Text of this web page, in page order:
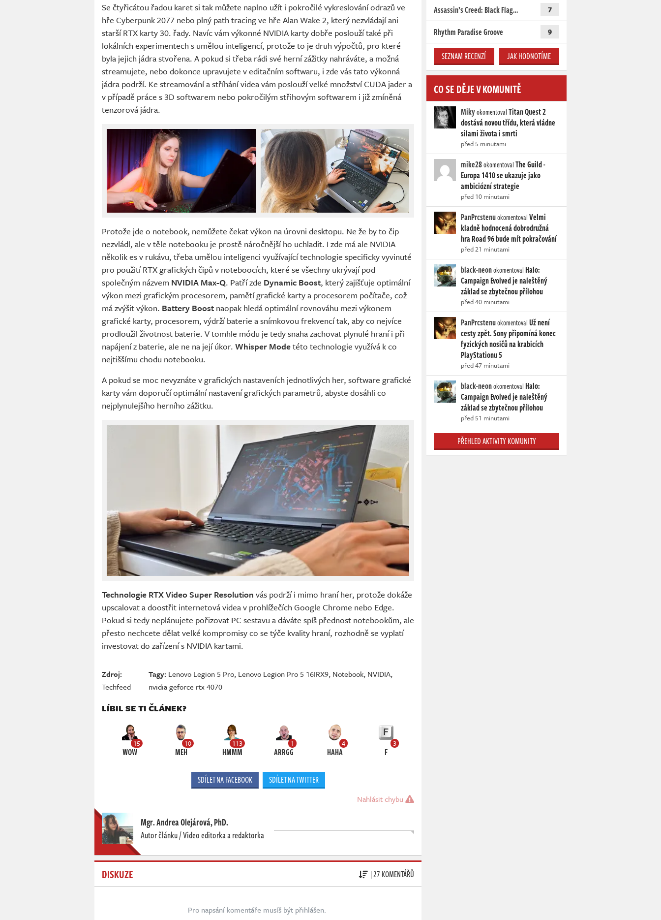
Se čtyřicátou řadou karet si tak můžete naplno užít i pokročilé vykreslování odrazů ve
hře Cyberpunk 2077 nebo plný path tracing ve hře Alan Wake 2, který nezvládají ani
starší RTX karty 30. řady. Navíc vám výkonné NVIDIA karty dobře poslouží také při
lokálních experimentech s umělou inteligencí, protože to je druh výpočtů, pro které
byla jejich jádra stvořena. A pokud si třeba rádi své herní zážitky nahráváte, a možná
streamujete, nebo dokonce upravujete v editačním softwaru, i zde vás tato výkonná
jádra podrží. Ke streamování a stříhání videa vám poslouží velké množství CUDA jader a
v případě práce s 3D softwarem nebo pokročilým střihovým softwarem i již zmíněná
tenzorová jádra.
Protože jde o notebook, nemůžete čekat výkon na úrovni desktopu. Ne že by to čip
nezvládl, ale v těle notebooku je prostě náročnější ho uchladit. I zde má ale NVIDIA
několik es v rukávu, třeba umělou inteligenci využívající technologie specificky vyvinuté
pro použití RTX grafických čipů v noteboocích, které se všechny ukrývají pod
společným názvem NVIDIA Max-Q. Patří zde Dynamic Boost, který zajišťuje optimální
výkon mezi grafickým procesorem, pamětí grafické karty a procesorem počítače, což
má zvýšit výkon. Battery Boost naopak hledá optimální rovnováhu mezi výkonem
grafické karty, procesorem, výdrží baterie a snímkovou frekvencí tak, aby co nejvíce
prodloužil životnost baterie. V tomhle módu je tedy snaha zachovat plynulé hraní i při
napájení z baterie, ale ne na její úkor. Whisper Modetéto technologie využívá k co
nejtiššímu chodu notebooku.
A pokud se moc nevyznáte v grafických nastaveních jednotlivých her, software grafické
karty vám doporučí optimální nastavení grafických parametrů, abyste dosáhli co
nejplynulejšího herního zážitku.
Technologie RTX Video Super Resolution vás podrží i mimo hraní her, protože dokáže
upscalovat a doostřit internetová videa v prohlížečích Google Chrome nebo Edge.
Pokud si tedy neplánujete pořizovat PC sestavu a dáváte spíš přednost notebookům, ale
přesto nechcete dělat velké kompromisy co se týče kvality hraní, rozhodně se vyplatí
investovat do zařízení s NVIDIA kartami.
Zdroj:
Techfeed
Tagy: Lenovo Legion 5 Pro, Lenovo Legion Pro 5 16IRX9, Notebook, NVIDIA,
nvidia geforce rtx 4070
LÍBIL SE TI ČLÁNEK?
15
WOW
10
MEH
113
HMMM
1
ARRGG
4
HAHA
3
F
SDÍLET NA FACEBOOK SDÍLET NA TWITTER
Nahlásit chybu
Mgr. Andrea Olejárová, PhD.
Autor článku / Video editorka a redaktorka
DISKUZE | 27 KOMENTÁŘŮ
Pro napsání komentáře musíš být přihlášen.
Assassin’s Creed: Black Flag… 7
Rhythm Paradise Groove 9
SEZNAM RECENZÍ JAK HODNOTÍME
CO SE DĚJE V KOMUNITĚ
MikyokomentovalTitan Quest 2
dostává novou třídu, která vládne
silami života i smrti
před 5 minutami
mike28okomentovalThe Guild -
Europa 1410 se ukazuje jako
ambiciózní strategie
před 10 minutami
PanPrcstenuokomentovalVelmi
kladně hodnocená dobrodružná
hra Road 96 bude mít pokračování
před 21 minutami
black-neonokomentoval Halo:
Campaign Evolved je naleštěný
základ se zbytečnou přílohou
před 40 minutami
PanPrcstenuokomentovalUž není
cesty zpět. Sony připomíná konec
fyzických nosičů na krabicích
PlayStationu 5
před 47 minutami
black-neonokomentoval Halo:
Campaign Evolved je naleštěný
základ se zbytečnou přílohou
před 51 minutami
PŘEHLED AKTIVITY KOMUNITY